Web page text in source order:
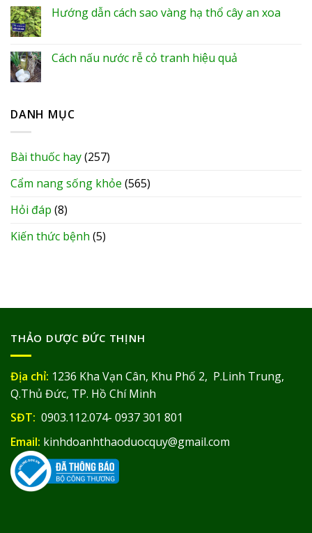
Hướng dẫn cách sao vàng hạ thổ cây an xoa
Cách nấu nước rễ cỏ tranh hiệu quả
DANH MỤC
Bài thuốc hay(257)
Cẩm nang sống khỏe (565)
Hỏi đáp (8)
Kiến thức bệnh (5)
THẢO DƯỢC ĐỨC THỊNH
Địa chỉ: 1236 Kha Vạn Cân, Khu Phố 2, P.Linh Trung,
Q.Thủ Đức, TP. Hồ Chí Minh
SĐT: 0903.112.074- 0937 301 801
Email: kinhdoanhthaoduocquy@gmail.com